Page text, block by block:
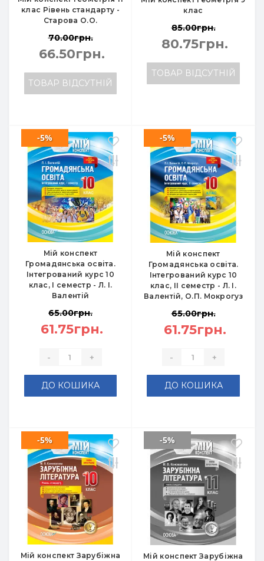
клас Рівень стандарту -
Старова О.О.
70.00грн.
66.50грн.
ТОВАР ВІДСУТНІЙ
клас
85.00грн.
80.75грн.
ТОВАР ВІДСУТНІЙ
Мій конспект
Громадянська освіта.
Інтегрований курс 10
клас, I семестр - Л. І.
Валентій
-5%
65.00грн.
61.75грн.
- +
ДО КОШИКА
Мій конспект
Громадянська освіта.
Інтегрований курс 10
клас, II семестр - Л. І.
Валентій, О.П. Мокрогуз
-5%
65.00грн.
61.75грн.
- +
ДО КОШИКА
Мій конспект Зарубіжна
-5%
Мій конспект Зарубіжна
-5%